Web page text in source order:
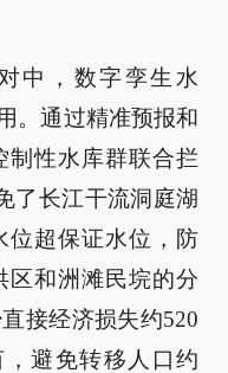
中，数字孪生水
。通过精准预报和
制性水库群联合拦
了长江干流洞庭湖
位超保证水位，防
区和洲滩民垸的分
接经济损失约520
避免转移人口约